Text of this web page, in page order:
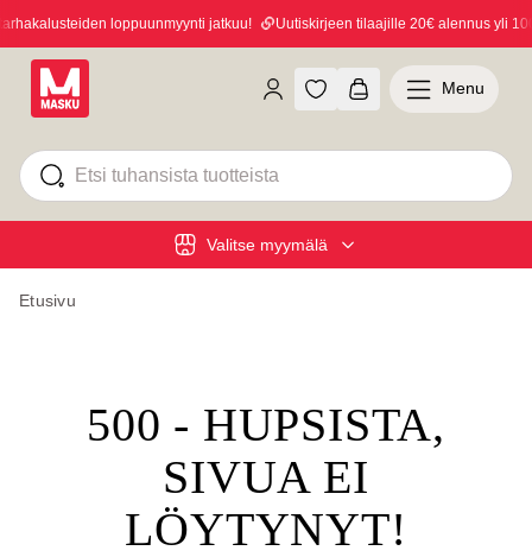
loppuunmyynti jatkuu! Uutiskirjeen tilaajille 20€ alennus yli
Valitse myymälä
Menu
Etusivu
500 - HUPSISTA,
SIVUA EI
LÖYTYNYT!